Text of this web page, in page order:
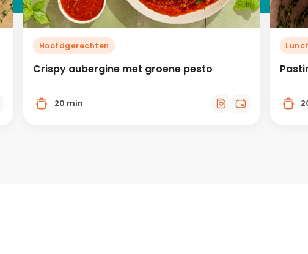
Hoofdgerechten
Crispy aubergine met groene pesto
20 min